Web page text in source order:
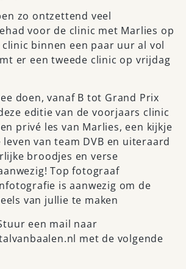
zo ontzettend veel
voor de clinic met Marlies op
binnen een paar uur al vol
er een tweede clinic op vrijdag
doen, vanaf B tot Grand Prix
editie van de voorjaars clinic
privé les van Marlies, een kijkje
van team DVB en uiteraard
broodjes en verse
Top fotograaf
is aanwezig om de
van jullie te maken
een mail naar
met de volgende